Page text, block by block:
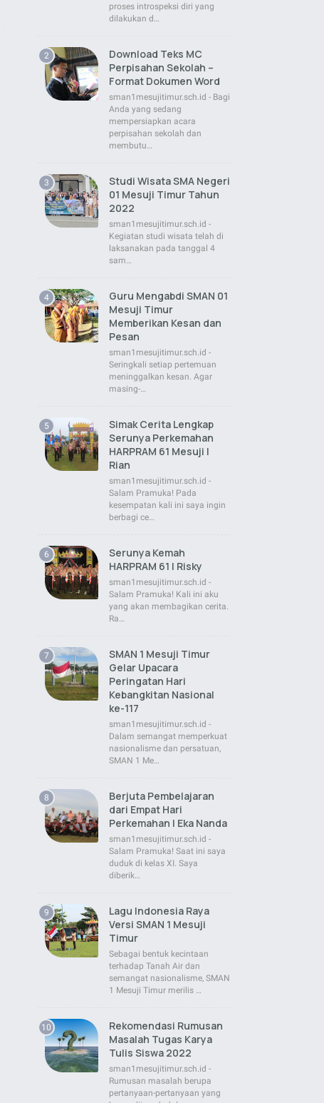
proses introspeksi diri yang
dilakukan d…
Download Teks MC
Perpisahan Sekolah –
Format Dokumen Word
sman1mesujitimur.sch.id - Bagi
Anda yang sedang
mempersiapkan acara
perpisahan sekolah dan
membutu…
Studi Wisata SMA Negeri
01 Mesuji Timur Tahun
2022
sman1mesujitimur.sch.id -
Kegiatan studi wisata telah di
laksanakan pada tanggal 4
sam…
Guru Mengabdi SMAN 01
Mesuji Timur
Memberikan Kesan dan
Pesan
sman1mesujitimur.sch.id -
Seringkali setiap pertemuan
meninggalkan kesan. Agar
masing-…
Simak Cerita Lengkap
Serunya Perkemahan
HARPRAM 61 Mesuji |
Rian
sman1mesujitimur.sch.id -
Salam Pramuka! Pada
kesempatan kali ini saya ingin
berbagi ce…
Serunya Kemah
HARPRAM 61 | Risky
sman1mesujitimur.sch.id -
Salam Pramuka! Kali ini aku
yang akan membagikan cerita.
Ra…
SMAN 1 Mesuji Timur
Gelar Upacara
Peringatan Hari
Kebangkitan Nasional
ke-117
sman1mesujitimur.sch.id -
Dalam semangat memperkuat
nasionalisme dan persatuan,
SMAN 1 Me…
Berjuta Pembelajaran
dari Empat Hari
Perkemahan | Eka Nanda
sman1mesujitimur.sch.id -
Salam Pramuka! Saat ini saya
duduk di kelas XI. Saya
diberik…
Lagu Indonesia Raya
Versi SMAN 1 Mesuji
Timur
Sebagai bentuk kecintaan
terhadap Tanah Air dan
semangat nasionalisme, SMAN
1 Mesuji Timur merilis …
Rekomendasi Rumusan
Masalah Tugas Karya
Tulis Siswa 2022
sman1mesujitimur.sch.id -
Rumusan masalah berupa
pertanyaan-pertanyaan yang